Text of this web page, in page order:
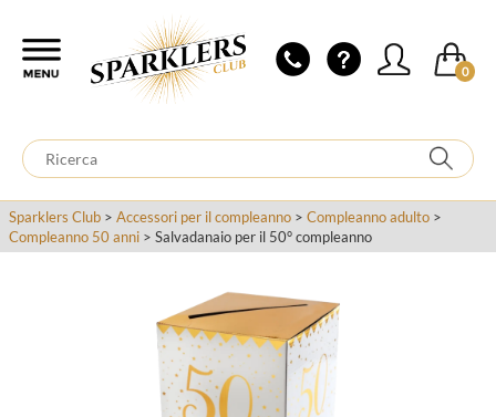
0
Sparklers Club > Accessori per il compleanno > Compleanno adulto >
Compleanno 50 anni > Salvadanaio per il 50° compleanno